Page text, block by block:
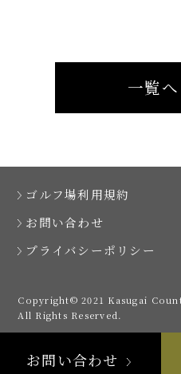
一覧
ゴルフ場利用規約
お問い合わせ
プライバシーポリシー
Copyright© 2021 Kasugai
All Rights Reserved.
お問い合わせ